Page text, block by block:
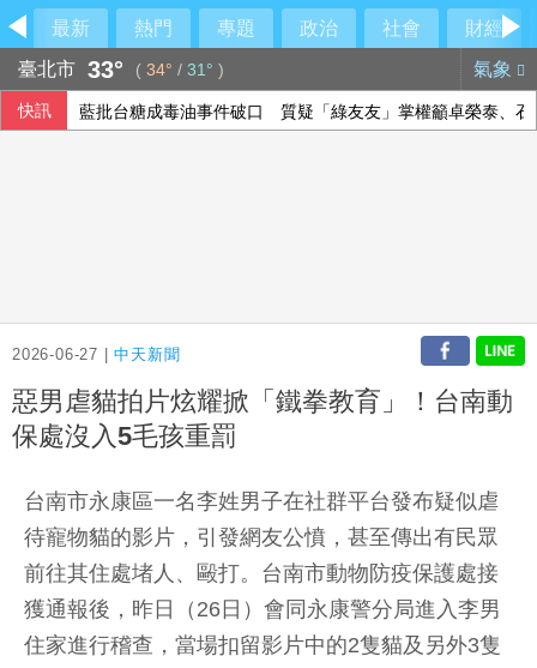
最新 熱門 專題 政治 社會
財經
臺北市 33° ( 34° / 31° ) 氣象
快訊 藍批台糖成毒油事件破口 質疑「綠友友」掌權籲卓榮泰、石
2026-06-27 |中天新聞
惡男虐貓拍片炫耀掀「鐵拳教育」！台南動
保處沒入5毛孩重罰
台南市永康區一名李姓男子在社群平台發布疑似虐
待寵物貓的影片，引發網友公憤，甚至傳出有民眾
前往其住處堵人、毆打。台南市動物防疫保護處接
獲通報後，昨日（26日）會同永康警分局進入李男
住家進行稽查，當場扣留影片中的2隻貓及另外3隻